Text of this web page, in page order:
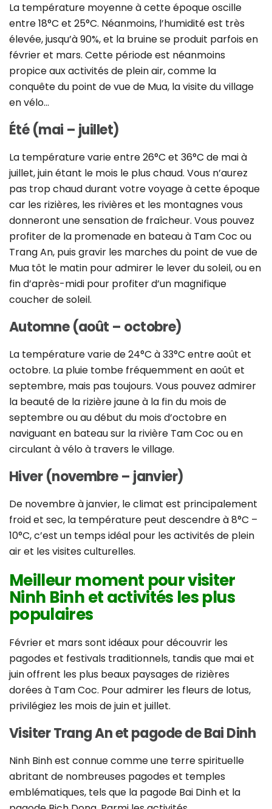
La température moyenne à cette époque oscille
entre 18°C et 25°C. Néanmoins, l’humidité est très
élevée, jusqu’à 90%, et la bruine se produit parfois en
février et mars. Cette période est néanmoins
propice aux activités de plein air, comme la
conquête du point de vue de Mua, la visite du village
en vélo…
Été (mai – juillet)
La température varie entre 26°C et 36°C de mai à
juillet, juin étant le mois le plus chaud. Vous n’aurez
pas trop chaud durant votre voyage à cette époque
car les rizières, les rivières et les montagnes vous
donneront une sensation de fraîcheur. Vous pouvez
profiter de la promenade en bateau à Tam Coc ou
Trang An, puis gravir les marches du point de vue de
Mua tôt le matin pour admirer le lever du soleil, ou en
fin d’après-midi pour profiter d’un magnifique
coucher de soleil.
Automne (août – octobre)
La température varie de 24°C à 33°C entre août et
octobre. La pluie tombe fréquemment en août et
septembre, mais pas toujours. Vous pouvez admirer
la beauté de la rizière jaune à la fin du mois de
septembre ou au début du mois d’octobre en
naviguant en bateau sur la rivière Tam Coc ou en
circulant à vélo à travers le village.
Hiver (novembre – janvier)
De novembre à janvier, le climat est principalement
froid et sec, la température peut descendre à 8°C –
10°C, c’est un temps idéal pour les activités de plein
air et les visites culturelles.
Meilleur moment pour visiter
Ninh Binh et activités les plus
populaires
Février et mars sont idéaux pour découvrir les
pagodes et festivals traditionnels, tandis que mai et
juin offrent les plus beaux paysages de rizières
dorées à Tam Coc. Pour admirer les fleurs de lotus,
privilégiez les mois de juin et juillet.
Visiter Trang An et pagode de Bai Dinh
Ninh Binh est connue comme une terre spirituelle
abritant de nombreuses pagodes et temples
emblématiques, tels que la pagode Bai Dinh et la